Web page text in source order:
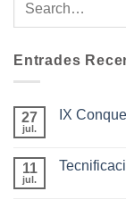
Entrades
27
jul.
IX
11
jul.